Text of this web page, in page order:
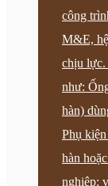
công
M&E,
chịu lực.
như:
hàn)
Phụ
hàn
nghiệp: